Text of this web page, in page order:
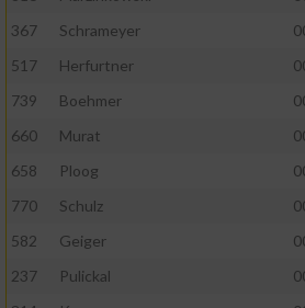
367
Schrameyer
517
Herfurtner
739
Boehmer
660
Murat
658
Ploog
770
Schulz
582
Geiger
237
Pulickal